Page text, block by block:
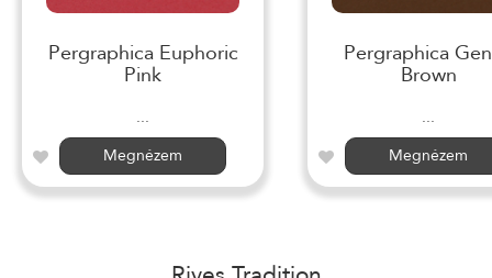
Pergraphica Euphoric
Pink
...
Megnézem
Pergraphica
Brown
...
Megnézem